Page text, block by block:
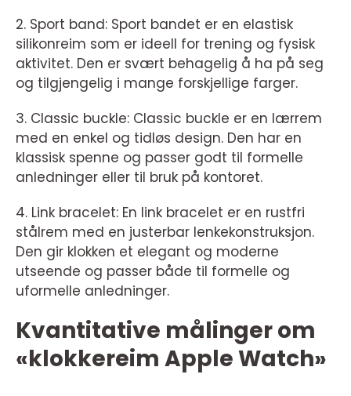
2. Sport band: Sport bandet er en elastisk
silikonreim som er ideell for trening og fysisk
aktivitet. Den er svært behagelig å ha på seg
og tilgjengelig i mange forskjellige farger.
3. Classic buckle: Classic buckle er en lærrem
med en enkel og tidløs design. Den har en
klassisk spenne og passer godt til formelle
anledninger eller til bruk på kontoret.
4. Link bracelet: En link bracelet er en rustfri
stålrem med en justerbar lenkekonstruksjon.
Den gir klokken et elegant og moderne
utseende og passer både til formelle og
uformelle anledninger.
Kvantitative målinger om
«klokkereim Apple Watch»